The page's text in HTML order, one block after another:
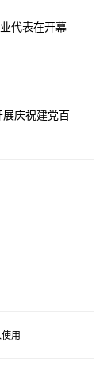
代表在开幕
庆祝建党百
用